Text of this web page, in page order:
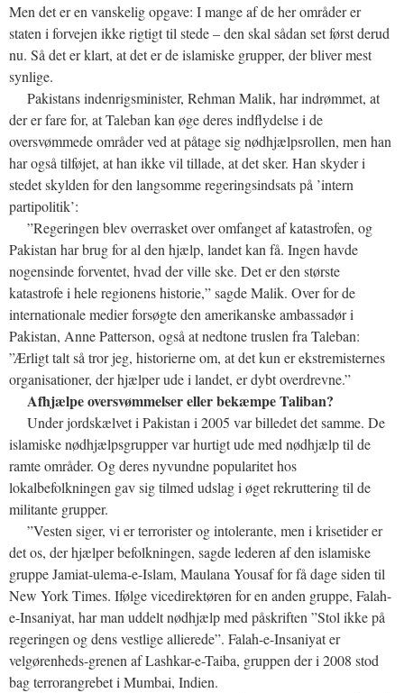
Men det er en vanskelig opgave: I mange af de her områder er
staten i forvejen ikke rigtigt til stede – den skal sådan set først derud
nu. Så det er klart, at det er de islamiske grupper, der bliver mest
synlige.
Pakistans indenrigsminister, Rehman Malik, har indrømmet, at
der er fare for, at Taleban kan øge deres indflydelse i de
oversvømmede områder ved at påtage sig nødhjælpsrollen, men han
har også tilføjet, at han ikke vil tillade, at det sker. Han skyder i
stedet skylden for den langsomme regeringsindsats på ’intern
partipolitik’:
”Regeringen blev overrasket over omfanget af katastrofen, og
Pakistan har brug for al den hjælp, landet kan få. Ingen havde
nogensinde forventet, hvad der ville ske. Det er den største
katastrofe i hele regionens historie,” sagde Malik. Over for de
internationale medier forsøgte den amerikanske ambassadør i
Pakistan, Anne Patterson, også at nedtone truslen fra Taleban:
”Ærligt talt så tror jeg, historierne om, at det kun er ekstremisternes
organisationer, der hjælper ude i landet, er dybt overdrevne.”
Afhjælpe oversvømmelser eller bekæmpe Taliban?
Under jordskælvet i Pakistan i 2005 var billedet det samme. De
islamiske nødhjælpsgrupper var hurtigt ude med nødhjælp til de
ramte områder. Og deres nyvundne popularitet hos
lokalbefolkningen gav sig tilmed udslag i øget rekruttering til de
militante grupper.
”Vesten siger, vi er terrorister og intolerante, men i krisetider er
det os, der hjælper befolkningen, sagde lederen af den islamiske
gruppe Jamiat-ulema-e-Islam, Maulana Yousaf for få dage siden til
New York Times. Ifølge vicedirektøren for en anden gruppe, Falah-
e-Insaniyat, har man uddelt nødhjælp med påskriften ”Stol ikke på
regeringen og dens vestlige allierede”. Falah-e-Insaniyat er
velgørenheds-grenen af Lashkar-e-Taiba, gruppen der i 2008 stod
bag terrorangrebet i Mumbai, Indien.